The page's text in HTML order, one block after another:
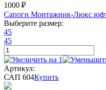
1000 ₽
Сапоги Монтажник-Люкс
Выберите размер:
45
45
Артикул:
САП 604Купить